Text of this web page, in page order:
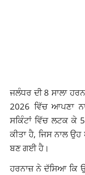
ਜਲੰਧਰ ਦੀ 8 ਸਾਲਾ
2026 ਵਿੱਚ ਆਪਣਾ
ਸਕਿੰਟਾਂ ਵਿੱਚ ਲਟਕ ਕੇ
ਕੀਤਾ ਹੈ, ਜਿਸ ਨਾਲ ਉਹ
ਬਣ ਗਈ ਹੈ।
ਹਰਨਾਜ਼ ਨੇ ਦੱਸਿਆ ਕਿ